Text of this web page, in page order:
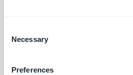
Selection
Necessary
Preferences
GoodBarber zu informieren, ist,